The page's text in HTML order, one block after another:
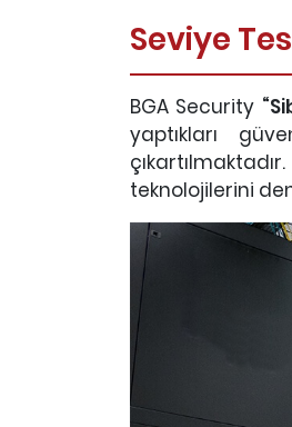
Seviye
BGA Security
yaptıkları
teknolojilerini